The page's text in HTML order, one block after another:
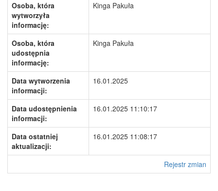
Osoba, która
wytworzyła
informację:
Kinga Pakuła
Osoba, która
udostępnia
informację:
Kinga Pakuła
Data wytworzenia
informacji:
16.01.2025
Data udostępnienia
informacji:
16.01.2025 11:10:17
Data ostatniej
aktualizacji:
16.01.2025 11:08:17
Rejestr zmian